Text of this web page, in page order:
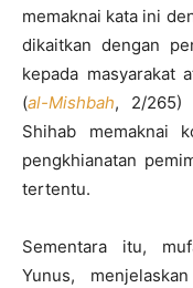
memaknai kata ini
dikaitkan dengan
kepada masyarakat
(al-Mishbah, 2/265)
Shihab memaknai
pengkhianatan
tertentu.
Sementara itu,
Yunus,